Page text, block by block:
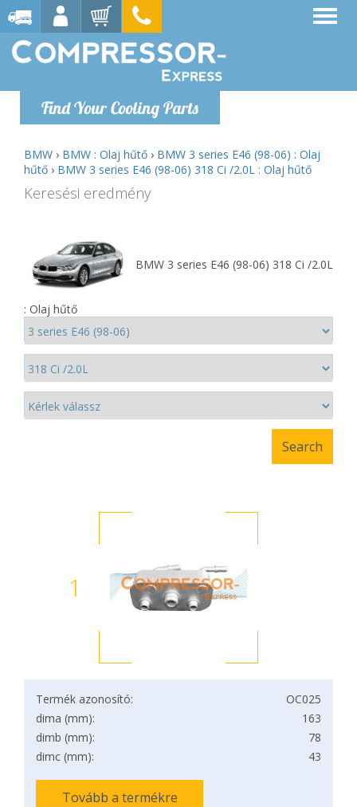
Find Your Cooling Parts
BMW › BMW : Olaj hűtő › BMW 3 series E46 (98-06) : Olaj
hűtő › BMW 3 series E46 (98-06) 318 Ci /2.0L : Olaj hűtő
Keresési eredmény
BMW 3 series E46 (98-06) 318 Ci /2.0L
: Olaj hűtő
1
Termék azonosító:
OC025
dima (mm):
163
dimb (mm):
78
dimc (mm):
43
Tovább a termékre